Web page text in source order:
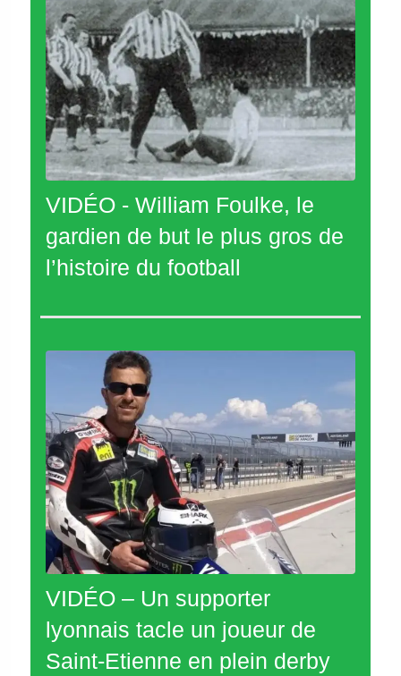
VIDÉO - William Foulke, le
gardien de but le plus gros de
l’histoire du football
VIDÉO – Un supporter
lyonnais tacle un joueur de
Saint-Etienne en plein derby